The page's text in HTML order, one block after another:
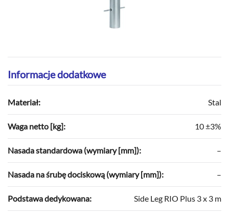
Informacje dodatkowe
Materiał: Stal
Waga netto [kg]: 10 ±3%
Nasada standardowa (wymiary [mm]): –
Nasada na śrubę dociskową (wymiary [mm]): –
Podstawa dedykowana: Side Leg RIO Plus 3 x 3 m